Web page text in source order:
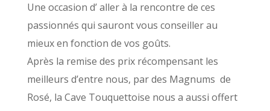
Une occasion d’ aller à la rencontre de ces
passionnés qui sauront vous conseiller au
mieux en fonction de vos goûts.
Après la remise des prix récompensant les
meilleurs d’entre nous, par des Magnums de
Rosé, la Cave Touquettoise nous a aussi offert